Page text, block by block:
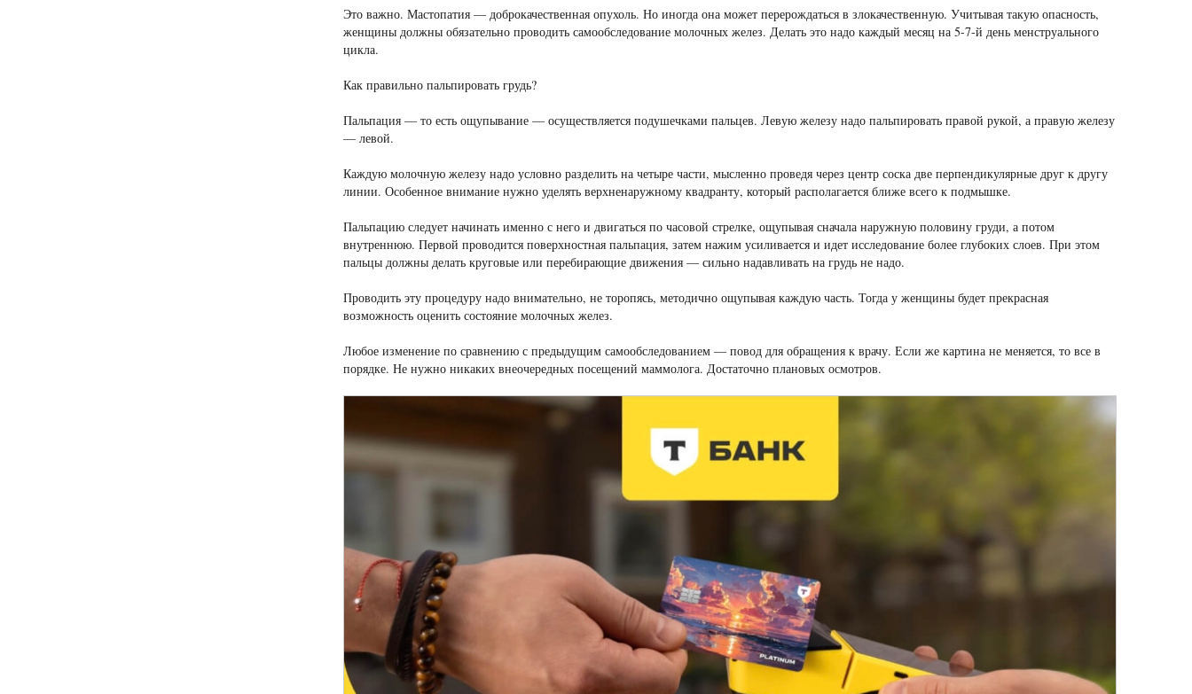
Это важно. Мастопатия — доброкачественная опухоль. Но иногда она может перерождаться в злокачественную. Учитывая такую опасность,
женщины должны обязательно проводить самообследование молочных желез. Делать это надо каждый месяц на 5-7-й день менструального
цикла.
Как правильно пальпировать грудь?
Пальпация — то есть ощупывание — осуществляется подушечками пальцев. Левую железу надо пальпировать правой рукой, а правую железу
— левой.
Каждую молочную железу надо условно разделить на четыре части, мысленно проведя через центр соска две перпендикулярные друг к другу
линии. Особенное внимание нужно уделять верхненаружному квадранту, который располагается ближе всего к подмышке.
Пальпацию следует начинать именно с него и двигаться по часовой стрелке, ощупывая сначала наружную половину груди, а потом
внутреннюю. Первой проводится поверхностная пальпация, затем нажим усиливается и идет исследование более глубоких слоев. При этом
пальцы должны делать круговые или перебирающие движения — сильно надавливать на грудь не надо.
Проводить эту процедуру надо внимательно, не торопясь, методично ощупывая каждую часть. Тогда у женщины будет прекрасная
возможность оценить состояние молочных желез.
Любое изменение по сравнению с предыдущим самообследованием — повод для обращения к врачу. Если же картина не меняется, то все в
порядке. Не нужно никаких внеочередных посещений маммолога. Достаточно плановых осмотров.